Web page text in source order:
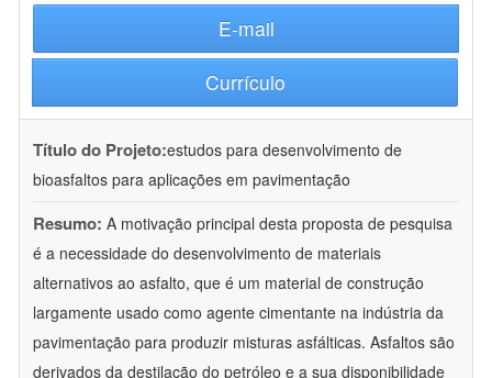
E-mail
Currículo
Título do Projeto:estudos para desenvolvimento de
bioasfaltos para aplicações em pavimentação
Resumo: A motivação principal desta proposta de pesquisa
é a necessidade do desenvolvimento de materiais
alternativos ao asfalto, que é um material de construção
largamente usado como agente cimentante na indústria da
pavimentação para produzir misturas asfálticas. Asfaltos são
derivados da destilação do petróleo e a sua disponibilidade